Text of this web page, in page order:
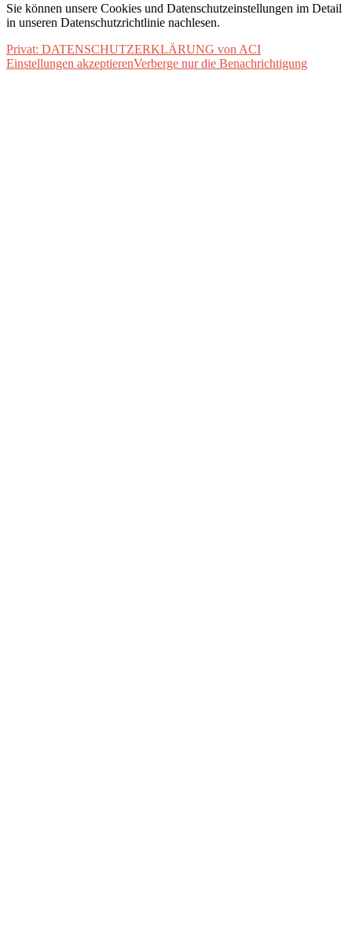
Sie können unsere Cookies und Datenschutzeinstellungen im Detail
in unseren Datenschutzrichtlinie nachlesen.
Privat: DATENSCHUTZERKLÄRUNG von ACI
Einstellungen akzeptierenVerberge nur die Benachrichtigung